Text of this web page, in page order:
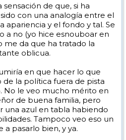
de que, si ha
con una analogía entre el
apariencia y el fondo y tal. Se
a no (yo hice esnouboar en
me da que ha tratado la
oblicua.
en que hacer lo que
de la política fuera de pista
No le veo mucho mérito en
de buena familia, pero
una azul en tabla habiendo
Tampoco veo eso un
a pasarlo bien, y ya.